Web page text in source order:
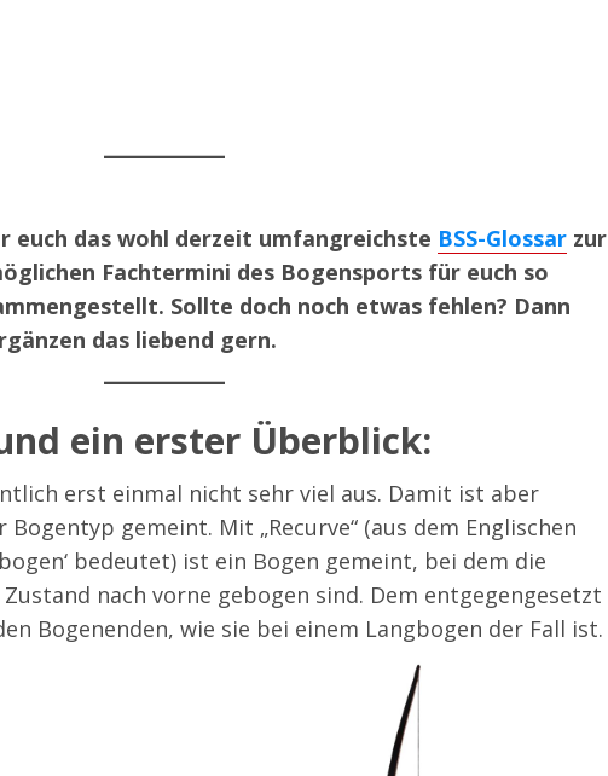
euch das wohl derzeit umfangreichste BSS-Glossar zur
Fachtermini des Bogensports für euch so
Sollte doch noch etwas fehlen? Dann
das liebend gern.
ein erster Überblick:
erst einmal nicht sehr viel aus. Damit ist aber
gemeint. Mit „Recurve“ (aus dem Englischen
bedeutet) ist ein Bogen gemeint, bei dem die
nach vorne gebogen sind. Dem entgegengesetzt
Bogenenden, wie sie bei einem Langbogen der Fall ist.